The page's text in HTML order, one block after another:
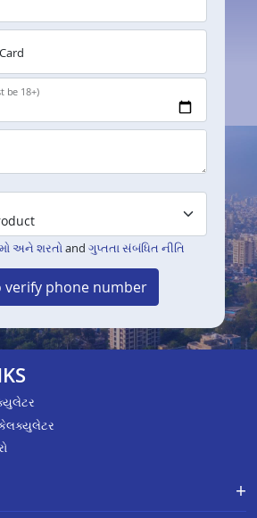
be 18+)
અને શરતોand ગુપ્તતા સંબંધિત નીતિ
verify phone number
કેલક્યુલેટર